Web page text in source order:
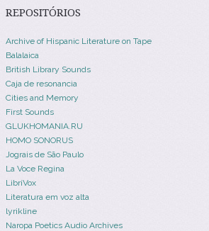
REPOSITÓRIOS
Archive of Hispanic Literature on Tape
Balalaica
British Library Sounds
Caja de resonancia
Cities and Memory
First Sounds
GLUKHOMANIA.RU
HOMO SONORUS
Jograis de São Paulo
La Voce Regina
LibriVox
Literatura em voz alta
lyrikline
Naropa Poetics Audio Archives